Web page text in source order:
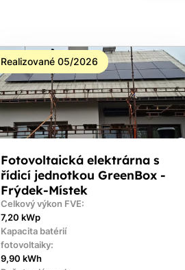
Realizované 05/2026
Fotovoltaická elektrárna s
řídicí jednotkou GreenBox -
Frýdek-Místek
Celkový výkon FVE:
7,20 kWp
Kapacita batérií
fotovoltaiky:
9,90 kWh